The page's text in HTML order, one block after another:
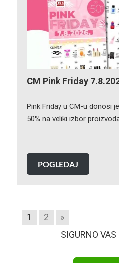
CM Pink Friday
Pink Friday u CM-u donosi
50% na veliki izbor
POGLEDAJ
1 2
»
SIGURNO